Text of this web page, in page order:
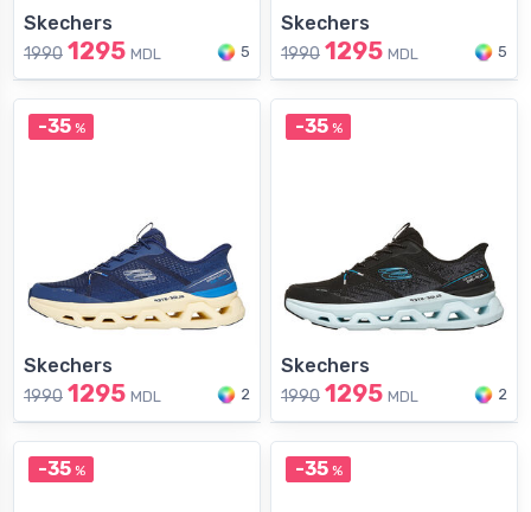
Skechers
1990 1295 MDL 5
Skechers
1990 1295 MDL 5
-35%
Skechers
1990 1295 MDL 2
-35%
Skechers
1990 1295 MDL 2
-35% -35%